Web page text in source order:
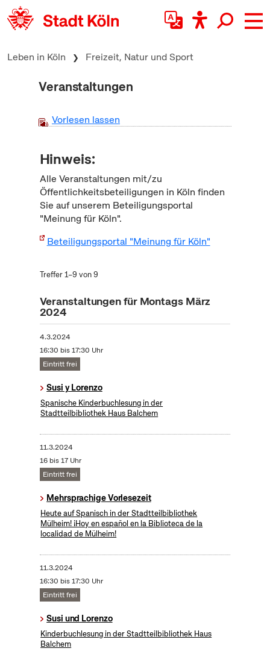
zum Inhalt springen
Leben in Köln Freizeit, Natur und Sport
Veranstaltungen
Vorlesen lassen
Hinweis:
Alle Veranstaltungen mit/zu
Öffentlichkeitsbeteiligungen in Köln finden
Sie auf unserem Beteiligungsportal
"Meinung für Köln".
Beteiligungsportal "Meinung für Köln"
Treffer 1–9 von 9
Veranstaltungen für Montags März
2024
4.3.2024
16:30 bis 17:30 Uhr
Eintritt frei
Susi y Lorenzo
Spanische Kinderbuchlesung in der
Stadtteilbibliothek Haus Balchem
11.3.2024
16 bis 17 Uhr
Eintritt frei
Mehrsprachige Vorlesezeit
Heute auf Spanisch in der Stadtteilbibliothek
Mülheim! ¡Hoy en español en la Biblioteca de la
localidad de Mülheim!
11.3.2024
16:30 bis 17:30 Uhr
Eintritt frei
Susi und Lorenzo
Kinderbuchlesung in der Stadtteilbibliothek Haus
Balchem